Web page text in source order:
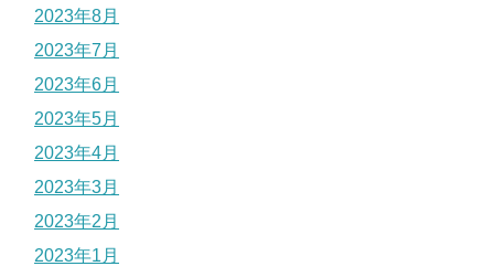
2023年8月
2023年7月
2023年6月
2023年5月
2023年4月
2023年3月
2023年2月
2023年1月